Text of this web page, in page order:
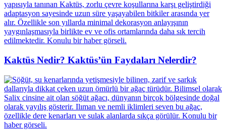
Kaktüs Nedir? Kaktüs’ün Faydaları Nelerdir?